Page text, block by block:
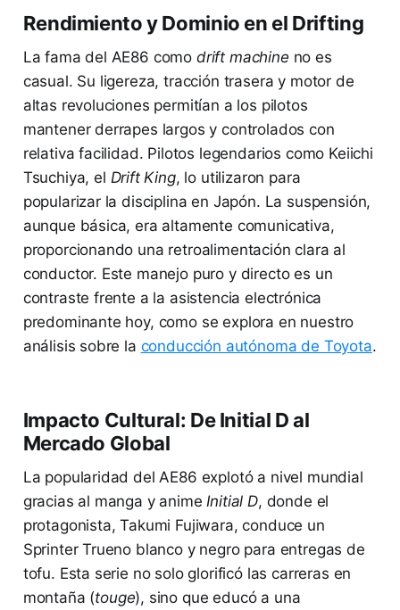
Rendimiento y Dominio en el Drifting
La fama del AE86 como drift machine no es
casual. Su ligereza, tracción trasera y motor de
altas revoluciones permitían a los pilotos
mantener derrapes largos y controlados con
relativa facilidad. Pilotos legendarios como Keiichi
Tsuchiya, el Drift King, lo utilizaron para
popularizar la disciplina en Japón. La suspensión,
aunque básica, era altamente comunicativa,
proporcionando una retroalimentación clara al
conductor. Este manejo puro y directo es un
contraste frente a la asistencia electrónica
predominante hoy, como se explora en nuestro
análisis sobre la conducción autónoma de Toyota.
Impacto Cultural: De Initial D al
Mercado Global
La popularidad del AE86 explotó a nivel mundial
gracias al manga y animeInitial D, donde el
protagonista, Takumi Fujiwara, conduce un
Sprinter Trueno blanco y negro para entregas de
tofu. Esta serie no solo glorificó las carreras en
montaña (touge), sino que educó a una